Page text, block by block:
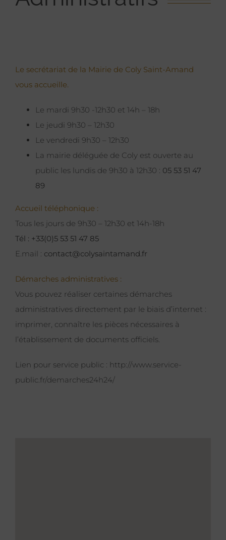
Le secrétariat de la Mairie de Coly Saint-Amand
vous accueille.
Le mardi 9h30 -12h30 et 14h – 18h
Le jeudi 9h30 – 12h30
Le vendredi 9h30 – 12h30
La mairie déléguée de Coly est ouverte au
public les lundis de 9h30 à 12h30 : 05 53 51 47
89
Accueil téléphonique :
Tous les jours de 9h30 – 12h30 et 14h-18h
Tél : +33(0)5 53 51 47 85
E.mail : contact@colysaintamand.fr
Démarches administratives :
Vous pouvez réaliser certaines démarches
administratives directement par le biais d’internet :
imprimer, connaître les pièces nécessaires à
l’établissement de documents officiels.
Lien pour service public : http://www.service-
public.fr/demarches24h24/